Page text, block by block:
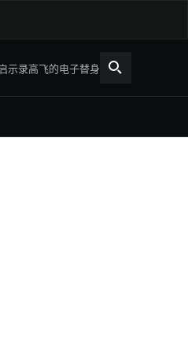
示录高飞的电子替身